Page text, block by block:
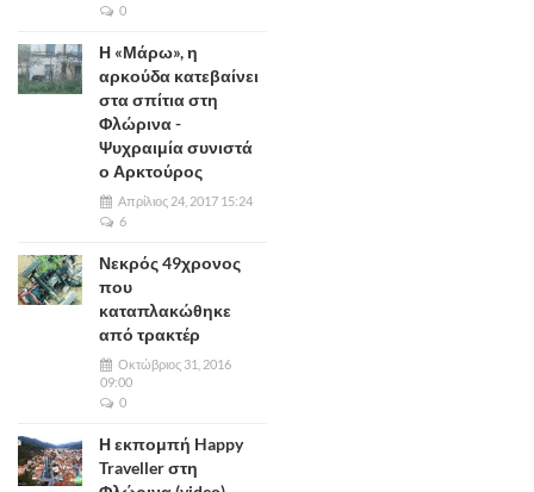
0
Η «Μάρω», η
αρκούδα κατεβαίνει
στα σπίτια στη
Φλώρινα -
Ψυχραιμία συνιστά
ο Αρκτούρος
Απρίλιος 24, 2017 15:24
6
Νεκρός 49χρονος
που
καταπλακώθηκε
από τρακτέρ
Οκτώβριος 31, 2016
09:00
0
Η εκπομπή Happy
Traveller στη